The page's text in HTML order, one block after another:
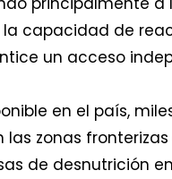
capacidad de
un acceso
en el país,
zonas fronterizas
de desnutrición